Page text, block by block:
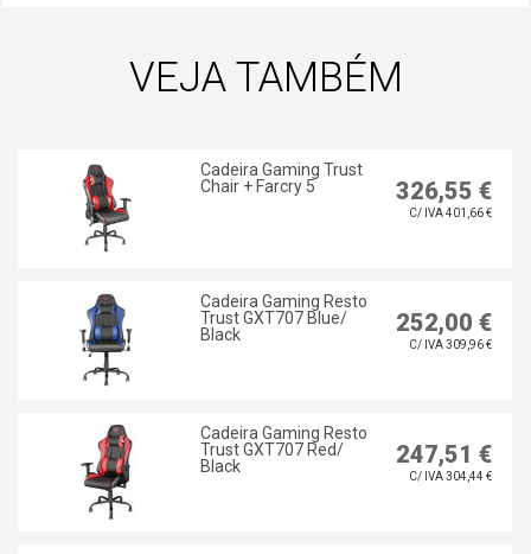
VEJA TAMBÉM
Cadeira Gaming Trust
Chair + Farcry 5
326,55 €
C/ IVA 401,66 €
Cadeira Gaming Resto
Trust GXT707 Blue/
Black
252,00 €
C/ IVA 309,96 €
Cadeira Gaming Resto
Trust GXT707 Red/
Black
247,51 €
C/ IVA 304,44 €